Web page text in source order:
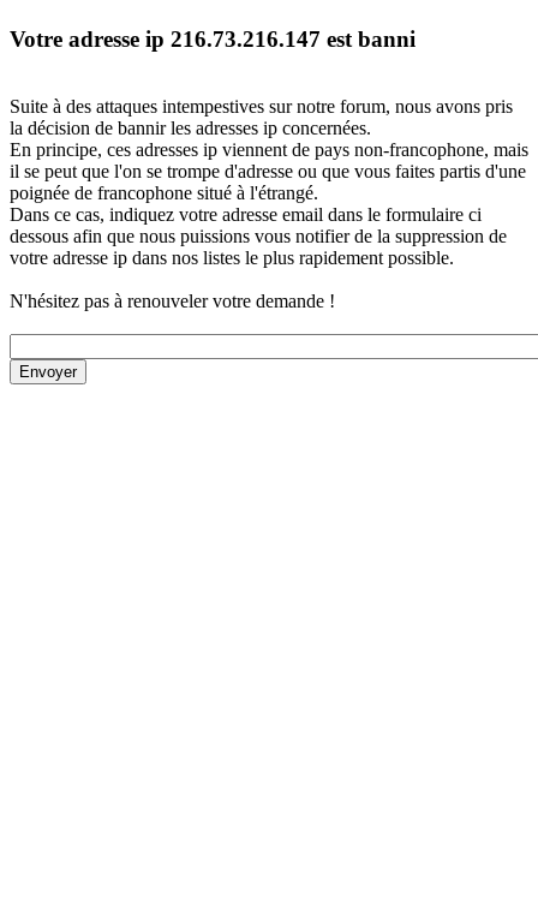
Votre adresse ip 216.73.216.147 est banni
Suite à des attaques intempestives sur notre forum, nous avons pris
la décision de bannir les adresses ip concernées.
En principe, ces adresses ip viennent de pays non-francophone, mais
il se peut que l'on se trompe d'adresse ou que vous faites partis d'une
poignée de francophone situé à l'étrangé.
Dans ce cas, indiquez votre adresse email dans le formulaire ci
dessous afin que nous puissions vous notifier de la suppression de
votre adresse ip dans nos listes le plus rapidement possible.
N'hésitez pas à renouveler votre demande !